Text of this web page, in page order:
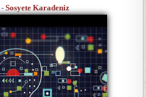
- Sosyete Karadeniz